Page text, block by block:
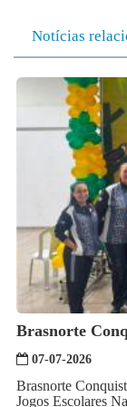
Notícias
Brasnorte
07-07-2026
Brasnorte
Jogos Escolares